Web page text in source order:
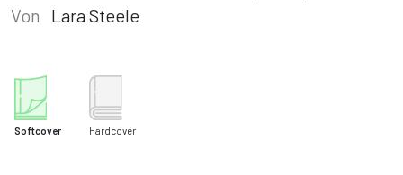
Von
Lara Steele
Softcover Hardcover